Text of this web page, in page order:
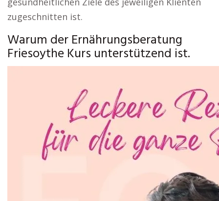
zugeschnitten ist.
Warum der Ernährungsberatung
Friesoythe Kurs unterstützend ist.